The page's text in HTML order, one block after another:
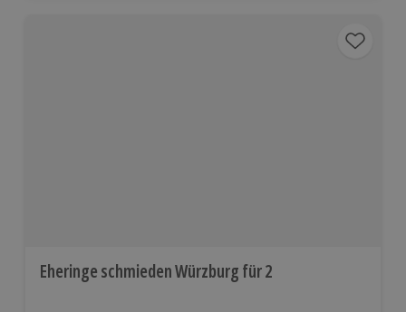
Eheringe schmieden Würzburg für 2